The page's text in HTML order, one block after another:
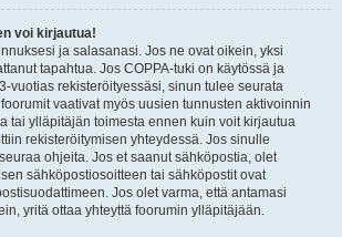
voi kirjautua!
ja salasanasi. Jos ne ovat oikein, yksi
tapahtua. Jos COPPA-tuki on käytössä ja
vuotias rekisteröityessäsi, sinun tulee seurata
vaativat myös uusien tunnusten aktivoinnin
tai ylläpitäjän toimesta ennen kuin voit kirjautua
rekisteröitymisen yhteydessä. Jos sinulle
ohjeita. Jos et saanut sähköpostia, olet
sähköpostiosoitteen tai sähköpostit ovat
Jos olet varma, että antamasi
yritä ottaa yhteyttä foorumin ylläpitäjään.